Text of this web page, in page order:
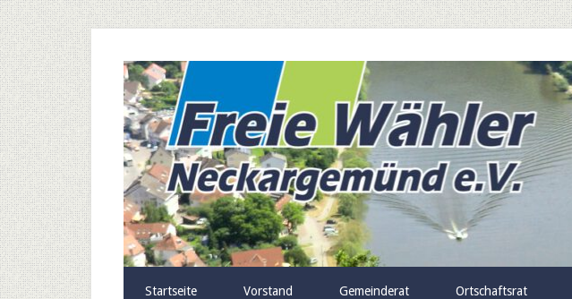
Startseite Vorstand Gemeinderat Ortschaftsrat